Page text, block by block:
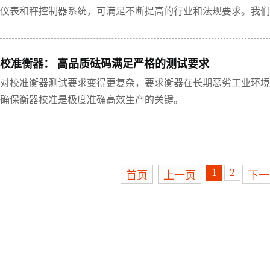
仪表和秤控制器系统，可满足不断提高的行业和法规要求。我
校准衡器： 高品质砝码满足严格的测试要求
对校准衡器测试要求变得更复杂，要求衡器在长期恶劣工业环
确保衡器校准是极度准确高效生产的关键。
首页 上一页 1 2 下